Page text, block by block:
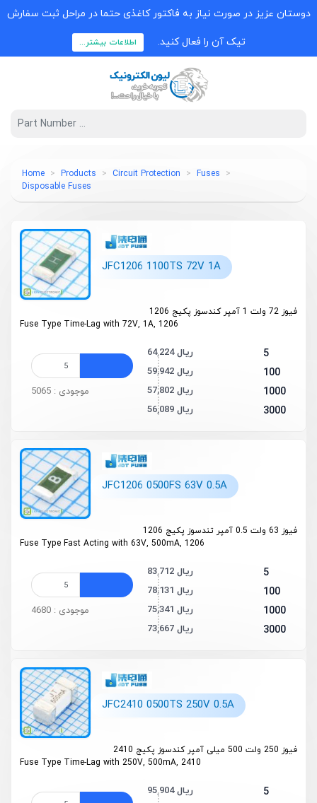
دوستان عزیز در صورت نیاز به فاکتور کاغذی حتما در مراحل ثبت سفارش
تیک آن را فعال کنید. اطلاعات بیشتر...
Home Products Circuit Protection
Fuses
Disposable Fuses
JFC1206 1100TS 72V 1A
فیوز 72 ولت 1 آمپر کندسوز پکیج 1206
Fuse Type Time-Lag with 72V, 1A, 1206
5 64,224 ریال
100 59,942 ریال
1000 57,802 ریال
3000 56,089 ریال
موجودی : 5065
JFC1206 0500FS 63V 0.5A
فیوز 63 ولت 0.5 آمپر تندسوز پکیج 1206
Fuse Type Fast Acting with 63V, 500mA, 1206
5 83,712 ریال
100 78,131 ریال
1000 75,341 ریال
3000 73,667 ریال
موجودی : 4680
JFC2410 0500TS 250V 0.5A
فیوز 250 ولت 500 میلی آمپر کندسوز پکیج 2410
Fuse Type Time-Lag with 250V, 500mA, 2410
5 95,904 ریال